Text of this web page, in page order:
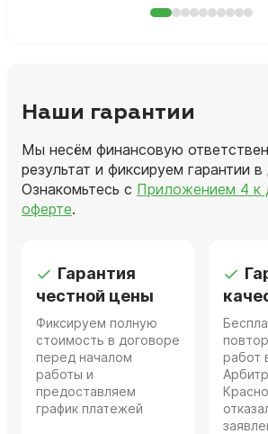
Наши гарантии
Мы несём финансовую
результат и фиксируем гарантии
Ознакомьтесь с Приложением 4 к
оферте.
Гарантия
честной цены
Фиксируем полную
стоимость в договоре
перед началом
работы и
предоставляем
график платежей
работ